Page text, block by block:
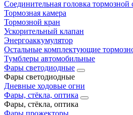
Соединительная головка тормозной
Тормозная камера
Тормозной кран
Ускорительный клапан
Энергоаккумулятор
Остальные комплектующие
Тумблеры автомобильные
Фары светодиодные
Фары светодиодные
Дневные ходовые огни
Фары, стёкла, оптика
Фары, стёкла, оптика